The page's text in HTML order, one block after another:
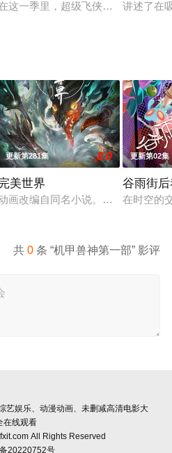
与各种奇异的外星人接触相识，
这一季里，超级飞侠们都升级成为
讲述了在
灵竟然成了关键所在！东方桃子
更新第281集 8.0
美世界
画改编自同名小说。他为修道而生
更新第02集
谷雨街
在时空的
共0 条 “机甲兽神第一部” 影评
艺娱乐、动漫动画、未删减高清电影大
在线观看
All Rights Reserved
20220752号